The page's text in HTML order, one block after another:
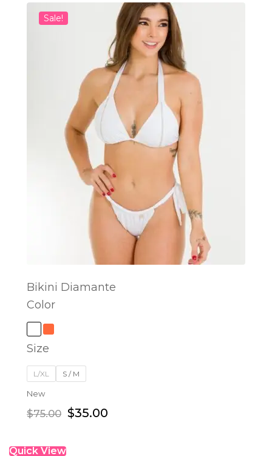
Sale!
Bikini Diamante
Color
Size
L/XL S / M
New
$75.00 $35.00
Quick View